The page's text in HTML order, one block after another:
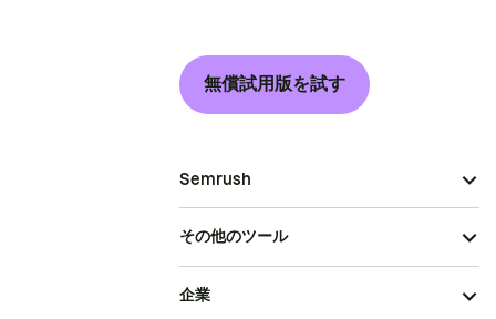
無償試用版を試す
Semrush
その他のツール
企業